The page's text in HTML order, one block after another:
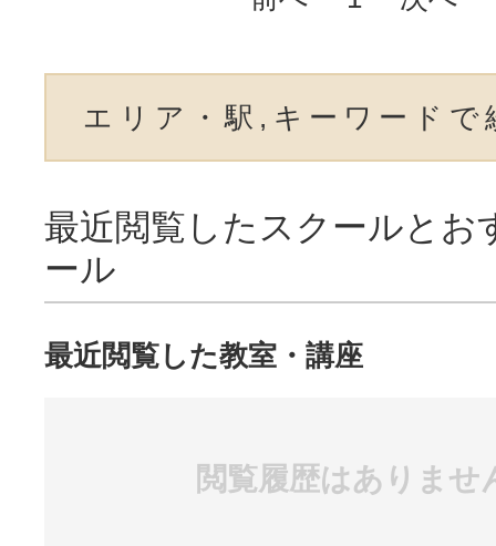
エリア・駅,キーワードで
最近閲覧したスクールとお
ール
最近閲覧した教室・講座
閲覧履歴はありませ